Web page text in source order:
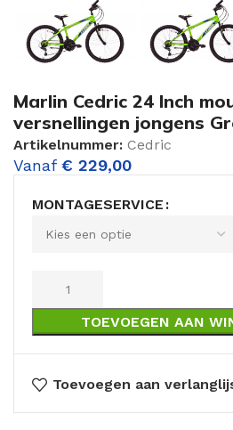
Marlin Cedric 24 Inch
versnellingen jongens
Artikelnummer: Cedric
Vanaf € 229,00
MONTAGESERVICE
TOEVOEGEN AAN
Toevoegen aan